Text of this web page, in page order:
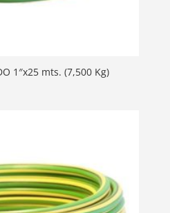
1″x25 mts. (7,500 Kg)